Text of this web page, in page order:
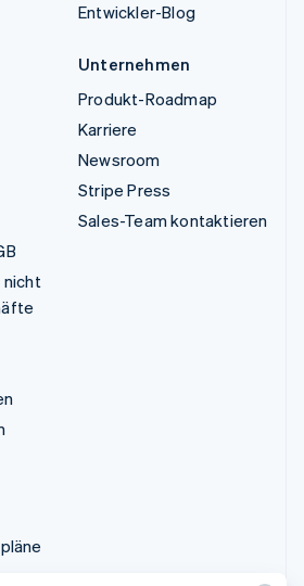
Entwickler-Blog
nicht
Unternehmen
Produkt-Roadmap
Karriere
Newsroom
Stripe Press
Sales-Team kontaktieren